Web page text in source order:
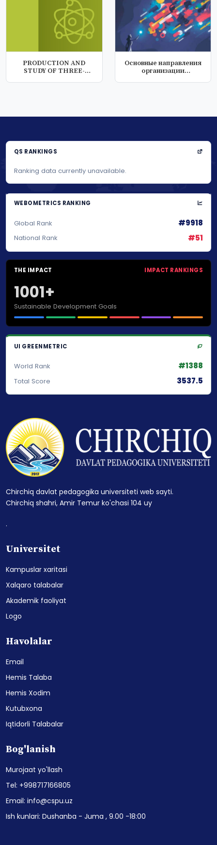
PRODUCTION AND
STUDY OF THREE-
Основные направления
организации
QS RANKINGS
Ranking data currently unavailable.
WEBOMETRICS RANKING
Global Rank #9918
National Rank #51
THE IMPACT IMPACT RANKINGS
1001+
Sustainable Development Goals
UI GREENMETRIC
World Rank #1388
Total Score 3537.5
Chirchiq davlat pedagogika universiteti web sayti.
Chirchiq shahri, Amir Temur ko'chasi 104 uy
.
Universitet
Kampuslar xaritasi
Xalqaro talabalar
Akademik faoliyat
Logo
Havolalar
Email
Hemis Talaba
Hemis Xodim
Kutubxona
Iqtidorli Talabalar
Bog'lanish
Murojaat yo'llash
Tel: +998717166805
Email: info@cspu.uz
Ish kunlari: Dushanba - Juma , 9.00 -18:00